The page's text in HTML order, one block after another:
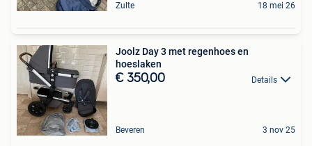
Zulte 18 mei 26
Joolz Day 3 met regenhoes en
hoeslaken
€ 350,00 Details
Beveren 3 nov 25